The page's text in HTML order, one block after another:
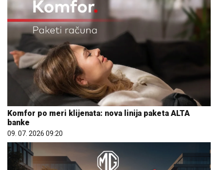
Komfor po meri klijenata: nova linija paketa ALTA
banke
09. 07. 2026 09:20